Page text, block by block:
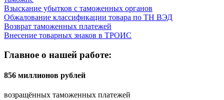
Взыскание убытков с таможенных органов
Обжалование классификации товара по ТН ВЭД
Возврат таможенных платежей
Внесение товарных знаков в ТРОИС
Главное о нашей работе:
856 миллионов рублей
возращённых таможенных платежей